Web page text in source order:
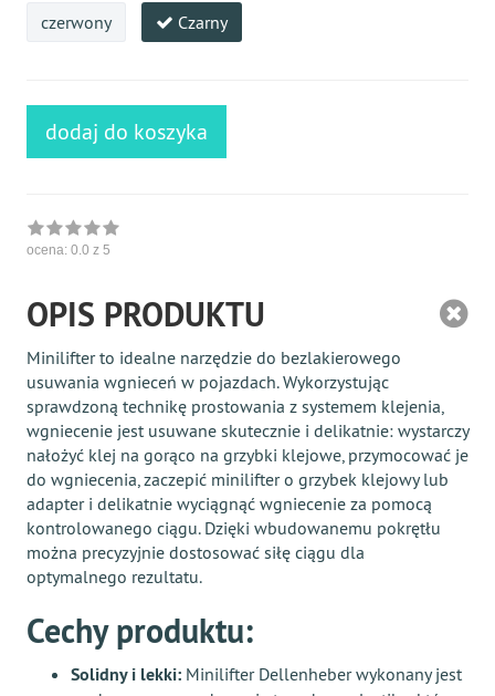
czerwony Czarny
dodaj do koszyka
ocena: 0.0 z 5
OPIS PRODUKTU
Minilifter to idealne narzędzie do bezlakierowego
usuwania wgnieceń w pojazdach. Wykorzystując
sprawdzoną technikę prostowania z systemem klejenia,
wgniecenie jest usuwane skutecznie i delikatnie: wystarczy
nałożyć klej na gorąco na grzybki klejowe, przymocować je
do wgniecenia, zaczepić minilifter o grzybek klejowy lub
adapter i delikatnie wyciągnąć wgniecenie za pomocą
kontrolowanego ciągu. Dzięki wbudowanemu pokrętłu
można precyzyjnie dostosować siłę ciągu dla
optymalnego rezultatu.
Cechy produktu:
Solidny i lekki: Minilifter Dellenheber wykonany jest